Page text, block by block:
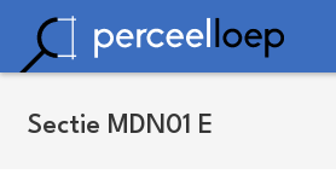
Sectie MDN01 E